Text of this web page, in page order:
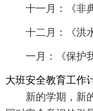
十一月：《非
十二月：《洪
一月：《保护
大班安全教育工作
新的学期，新